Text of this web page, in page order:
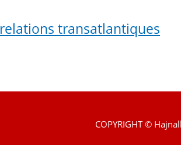
relations transatlantiques
COPYRIGHT ©